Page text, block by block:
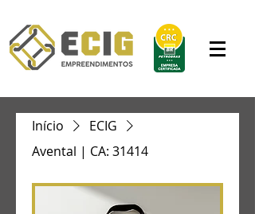
Início
ECIG
Avental | CA: 31414